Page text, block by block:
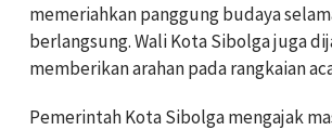
memeriahkan panggung budaya
berlangsung. Wali Kota Sibolga juga
memberikan arahan pada rangkaian
Pemerintah Kota Sibolga mengajak